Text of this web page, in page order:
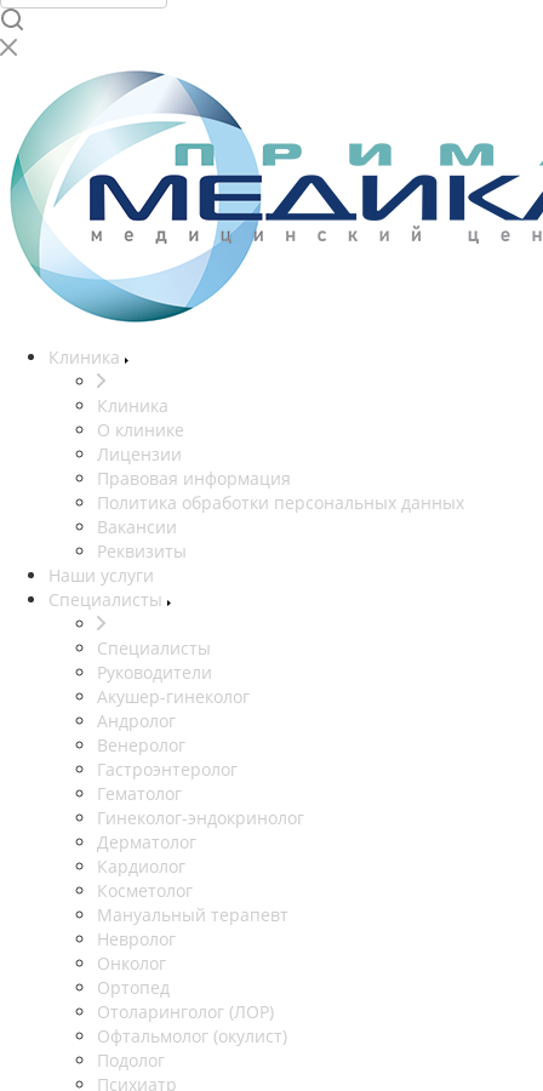
Клиника
Клиника
О клинике
Лицензии
Правовая информация
Политика обработки персональных данных
Вакансии
Реквизиты
Наши услуги
Специалисты
Специалисты
Руководители
Акушер-гинеколог
Андролог
Венеролог
Гастроэнтеролог
Гематолог
Гинеколог-эндокринолог
Дерматолог
Кардиолог
Косметолог
Мануальный терапевт
Невролог
Онколог
Ортопед
Отоларинголог (ЛОР)
Офтальмолог (окулист)
Подолог
Психиатр